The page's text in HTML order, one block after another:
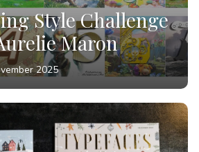
Style Challenge
Maron
2025